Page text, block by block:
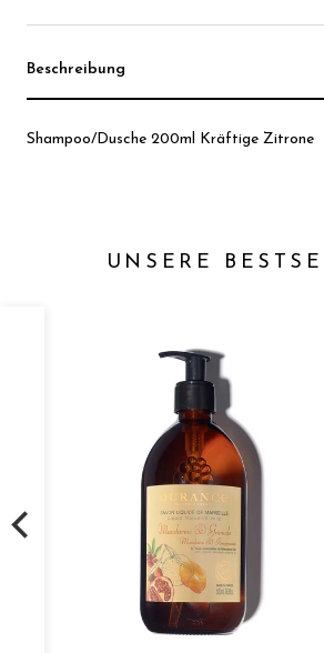
Beschreibung
Shampoo/Dusche 200ml Kräftige Zitrone
UNSERE